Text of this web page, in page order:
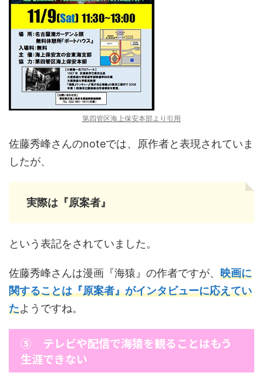
第四管区海上保安本部より引用
佐藤秀峰さんのnoteでは、原作者と表現されていま
したが、
実際は『原案者』
という表記をされていました。
佐藤秀峰さんは漫画『海猿』の作者ですが、 映画に
関することは『原案者』がインタビューに応えてい
たようですね。
⑤ テレビや配信で海猿を観ることはもう
生涯できない